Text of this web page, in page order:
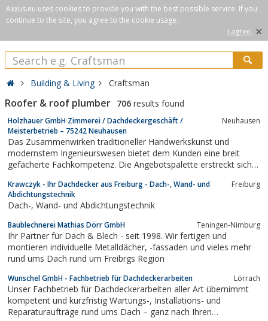
Axxus.eu uses cookies to provide you with the best possible service. If you
continue to the site, you agree to the cookie usage.
I agree. ×
Building & Living Craftsman
Roofer & roof plumber 706 results found
Holzhauer GmbH Zimmerei / Dachdeckergeschäft /
Meisterbetrieb – 75242 Neuhausen
Neuhausen
Das Zusammenwirken traditioneller Handwerkskunst und
modernstem Ingenieurswesen bietet dem Kunden eine breit
gefächerte Fachkompetenz. Die Angebotspalette erstreckt sich
Gartenhaus und umfasst darüber hinaus vom Steildach bis zum
begrünten Flachdach alle Arten an...
Krawczyk - Ihr Dachdecker aus Freiburg - Dach-, Wand- und
Abdichtungstechnik
Freiburg
Dach-, Wand- und Abdichtungstechnik
Baublechnerei Mathias Dörr GmbH Teningen-Nimburg
Ihr Partner für Dach & Blech - seit 1998. Wir fertigen und
montieren individuelle Metalldächer, -fassaden und vieles mehr
rund ums Dach rund um Freibrgs Region
​Wunschel GmbH - ​Fachbetrieb für Dachdeckerarbeiten Lörrach
​Unser Fachbetrieb für Dachdeckerarbeiten aller Art übernimmt
kompetent und kurzfristig Wartungs-, Installations- und
Reparaturaufträge rund ums Dach – ganz nach Ihren